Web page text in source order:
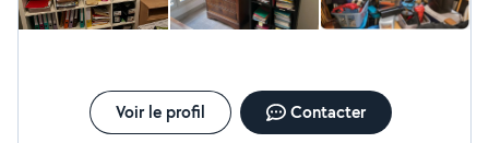
Voir le profil Contacter